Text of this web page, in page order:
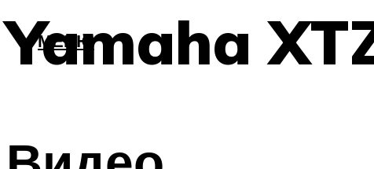
МЕНЮ
Yamaha